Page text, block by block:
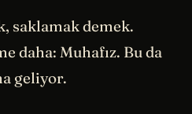
saklamak demek.
daha: Muhafız. Bu da
geliyor.